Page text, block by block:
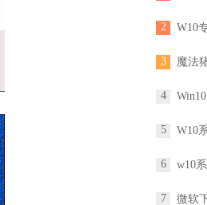
2 W10
3 魔法
4
5 W10
6 w10
7 微软